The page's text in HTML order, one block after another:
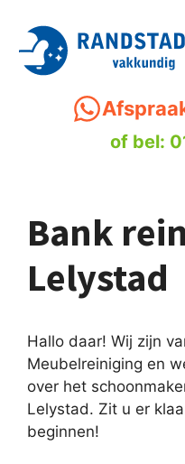
naar
inhoud
of bel:
Bank
Lelystad
Hallo daar! Wij zijn
Meubelreiniging en
over het
Lelystad. Zit u er
beginnen!